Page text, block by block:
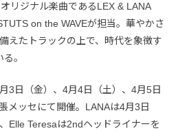
リジナル楽曲であるLEX & LANA
on the WAVEが担当。華やかさ
えたトラックの上で、時代を象徴す
。
3日（金）、4月4日（土）、4月5日
メッセにて開催。LANAは4月3日
Elle Teresaは2ndヘッドライナーを